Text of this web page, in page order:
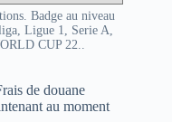
Badge au niveau
Ligue 1, Serie A,
CUP 22..
de douane
au moment